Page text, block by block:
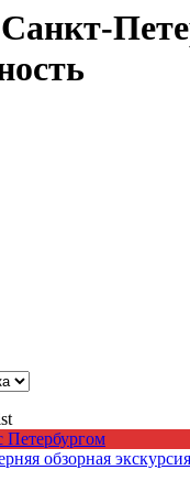
Петербургом
обзорная